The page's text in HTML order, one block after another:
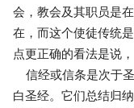
会，教会及其职员是
在，而这个使徒传统
点更正确的看法是说，
信经或信条是次于
白圣经。它们总结归